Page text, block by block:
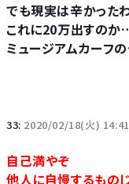
でも現実は辛かった
これに20万出すのか
ミュージアムカーフ
33: 2020/02/18(火)
自己満やぞ
他人に自慢するもの